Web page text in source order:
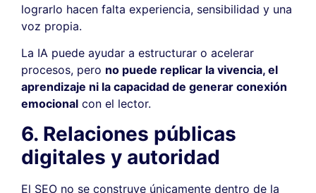
lograrlo hacen falta experiencia, sensibilidad y una
voz propia.
La IA puede ayudar a estructurar o acelerar
procesos, pero no puede replicar la vivencia, el
aprendizaje ni la capacidad de generar conexión
emocional con el lector.
6. Relaciones públicas
digitales y autoridad
El SEO no se construye únicamente dentro de la